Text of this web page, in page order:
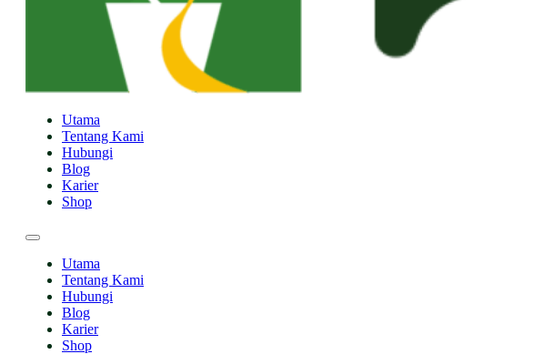
Utama
Tentang Kami
Hubungi
Blog
Karier
Shop
Utama
Tentang Kami
Hubungi
Blog
Karier
Shop